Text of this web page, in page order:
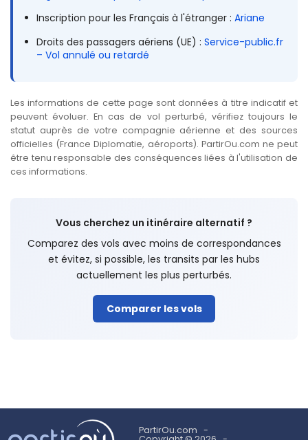
Inscription pour les Français à l'étranger :Ariane
Droits des passagers aériens (UE) :Service-public.fr
– Vol annulé ou retardé
Les informations de cette page sont données à titre indicatif et
peuvent évoluer. En cas de vol perturbé, vérifiez toujours le
statut auprès de votre compagnie aérienne et des sources
officielles (France Diplomatie, aéroports). PartirOu.com ne peut
être tenu responsable des conséquences liées à l'utilisation de
ces informations.
Vous cherchez un itinéraire alternatif ?
Comparez des vols avec moins de correspondances
et évitez, si possible, les transits par les hubs
actuellement les plus perturbés.
Comparer les vols
PartirOu.com